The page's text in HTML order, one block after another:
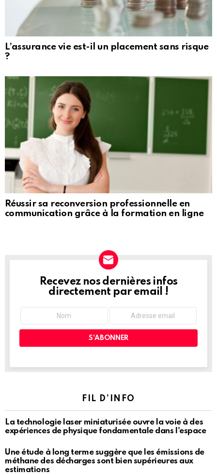
L’assurance vie est-il un placement sans risque
?
Réussir sa reconversion professionnelle en
communication grâce à la formation en ligne
NEWSLETTER
Recevez nos dernières infos
directement par email !
FIL D’INFO
La technologie laser miniaturisée ouvre la voie à des
expériences de physique fondamentale dans l'espace
Une étude à long terme suggère que les émissions de
méthane des décharges sont bien supérieures aux
estimations